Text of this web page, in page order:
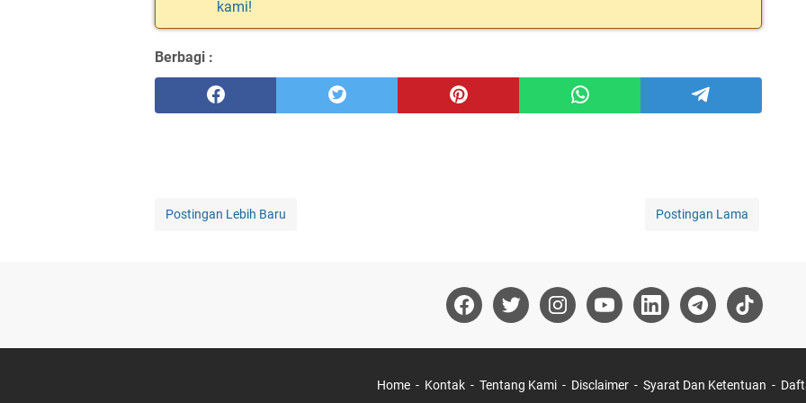
kami!
Berbagi :
Postingan Lebih Baru Postingan Lama
Home Kontak Tentang Kami Disclaimer Syarat Dan Ketentuan